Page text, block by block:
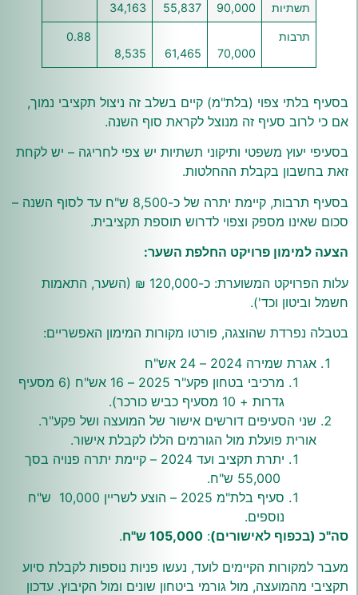
תשתיות
90,000
55,837
34,163
תרבות
70,000
61,465
8,535
0.88
בסעיף בלתי צפוי (בלת"מ) קיים בשלב זה ניצול תקציבי נמוך,
אם כי לרוב סעיף זה מנוצל לקראת סוף השנה.
בסעיפי יעוץ משפטי ותיקוני תשתיות יש צפי לחריגה – יש לקחת
זאת בחשבון בקבלת ההחלטות.
בסעיף תרבות, קיימת יתרה של כ-8,500 ש"ח עד לסוף השנה –
סכום שאינו מספק וצפוי לדרוש תוספת תקציבית.
הצעה למימון פרויקט החלפת השער:
עלות הפרויקט המשוערת: כ-120,000 ₪ (השער, התאמות
חשמל וביטון וכד').
בטבלה נפרדת שהוצגה, פורטו מקורות המימון האפשריים:
אגרת שמירה 2024 – 24 אש"ח
מרכיבי בטחון פקע"ר 2025 – 16 אש"ח (6 מסעיף
גדרות + 10 מסעיף כביש כורכר).
שני הסעיפים דורשים אישור של המועצה ושל פקע"ר.
אורית פועלת מול הגורמים הללו לקבלת אישור.
יתרת תקציב ועד 2024 – קיימת יתרה פנויה בסך
סעיף בלת"מ 2025 – הוצע לשריין 10,000 ש"ח
נוספים.
סה"כ (בכפוף לאישורים):
105,000 ש"ח.
מעבר למקורות הקיימים לועד, נעשו פניות נוספות לקבלת סיוע
תקציבי מהמועצה, מול גורמי ביטחון שונים ומול הקיבוץ. עדכון